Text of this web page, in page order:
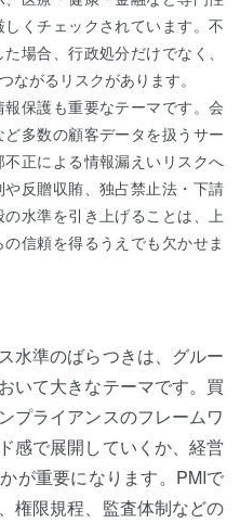
くチェックされています。不
場合、行政処分だけでなく、
ながるリスクがあります。
保護も重要なテーマです。会
多数の顧客データを扱うサー
正による情報漏えいリスクへ
反贈収賄、独占禁止法・下請
水準を引き上げることは、上
信頼を得るうえでも欠かせま
水準のばらつきは、グルー
いて大きなテーマです。買
プライアンスのフレームワ
感で展開していくか、経営
が重要になります。PMIで
権限規程、監査体制などの